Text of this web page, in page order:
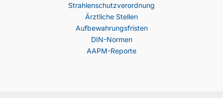
Strahlenschutzverordnung
Ärztliche Stellen
Aufbewahrungsfristen
DIN-Normen
AAPM-Reporte